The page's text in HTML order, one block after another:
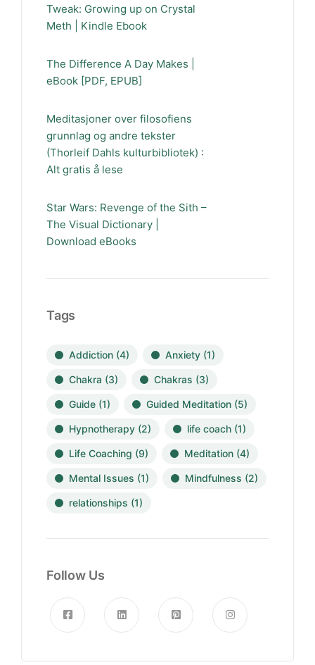
Tweak: Growing up on Crystal
Meth | Kindle Ebook
The Difference A Day Makes |
eBook [PDF, EPUB]
Meditasjoner over filosofiens
grunnlag og andre tekster
(Thorleif Dahls kulturbibliotek) :
Alt gratis å lese
Star Wars: Revenge of the Sith –
The Visual Dictionary |
Download eBooks
Tags
Addiction (4) Anxiety (1)
Chakra (3) Chakras (3)
Guide (1) Guided Meditation (5)
Hypnotherapy (2) life coach (1)
Life Coaching (9) Meditation (4)
Mental Issues (1) Mindfulness (2)
relationships (1)
Follow Us